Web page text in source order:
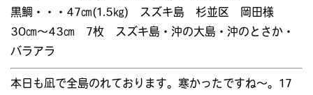
黒鯛・・・47㎝(1.5㎏) スズキ島 杉並区 岡田様
30㎝～43㎝ 7枚 スズキ島・沖の大島・沖のとさか・
バラアラ
本日も凪で全島のれております。寒かったですね～。17